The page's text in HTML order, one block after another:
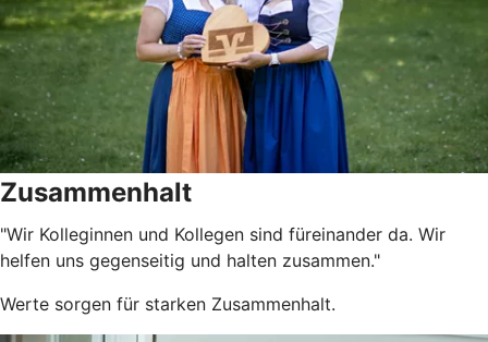
Zusammenhalt
"Wir Kolleginnen und Kollegen sind füreinander da. Wir
helfen uns gegenseitig und halten zusammen."
Werte sorgen für starken Zusammenhalt.